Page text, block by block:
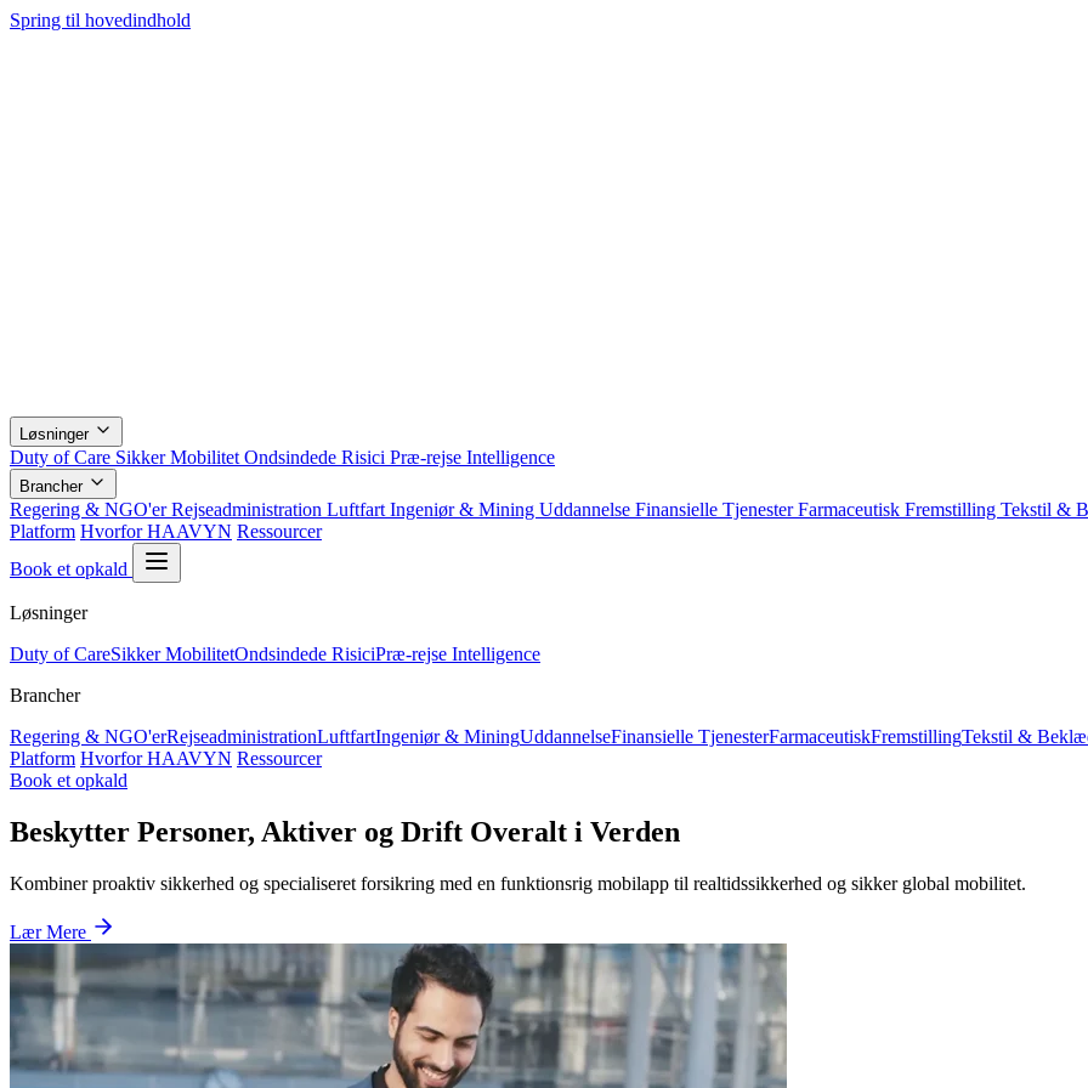
Spring til hovedindhold
Løsninger
Duty of Care Sikker Mobilitet Ondsindede Risici Præ-rejse Intelligence
Brancher
Regering & NGO'erRejseadministration Luftfart Ingeniør & Mining Uddannelse Finansielle TjenesterFarmaceutisk Fremstilling Tekstil &
Platform Hvorfor HAAVYN Ressourcer
Book et opkald
Løsninger
Duty of CareSikker MobilitetOndsindede RisiciPræ-rejse Intelligence
Brancher
Regering & NGO'erRejseadministrationLuftfartIngeniør & MiningUddannelseFinansielle TjenesterFarmaceutiskFremstillingTekstil &
Platform Hvorfor HAAVYN Ressourcer
Book et opkald
Beskytter Personer, Aktiver og Drift Overalt i Verden
Kombiner proaktiv sikkerhed og specialiseret forsikring med en funktionsrig mobilapp til realtidssikkerhed og sikker global mobilitet.
Lær Mere